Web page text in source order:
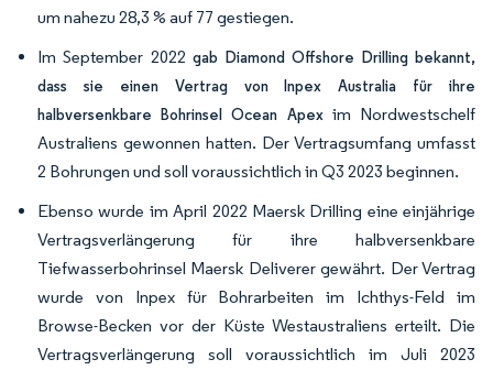
um nahezu 28,3 % auf 77 gestiegen.
Im September 2022gab Diamond Offshore Drilling bekannt,
dass sie einen Vertrag von Inpex Australia für ihre
halbversenkbare Bohrinsel Ocean Apexim Nordwestschelf
Australiens gewonnen hatten. Der Vertragsumfang umfasst
2 Bohrungen und soll voraussichtlich in Q3 2023 beginnen.
Ebenso wurde im April 2022 Maersk Drilling eine einjährige
Vertragsverlängerung für ihre halbversenkbare
Tiefwasserbohrinsel Maersk Deliverer gewährt. Der Vertrag
wurde von Inpex für Bohrarbeiten im Ichthys-Feld im
Browse-Becken vor der Küste Westaustraliens erteilt. Die
Vertragsverlängerung soll voraussichtlich im Juli 2023